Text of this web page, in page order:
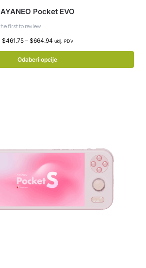
AYANEO Pocket EVO
$461.75 – $664.94 uklj. PDV
Odaberi opcije